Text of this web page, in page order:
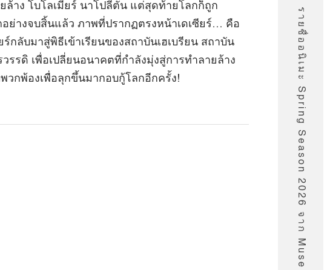
ล้าง โบโลเมียร์ นาโปลีตัน แต่สุดท้ายโลกก็ถูก
อย่างจบสิ้นแล้ว ภาพที่ปรากฏตรงหน้าเดเซียร์… คือ
ร์กลับมาสู่พิธีเข้าเรียนของสถาบันเฮเบรียน สถาบัน
รรดิ เพื่อเปลี่ยนอนาคตที่กำลังมุ่งสู่การทำลายล้าง
พวกพ้องเพื่อลุกขึ้นมากอบกู้โลกอีกครั้ง!
รายชื่ออนิเมะ Spring Season 2026 จาก Muse